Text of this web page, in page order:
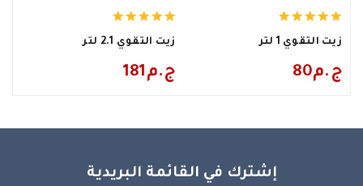
زيت التقوي 2.1 لتر
181ج.م
زيت التقوي 1 لتر
80ج.م
إشترك في القائمة البريدية